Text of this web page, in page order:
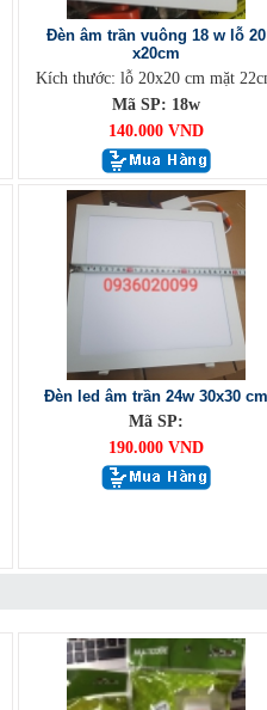
Đèn âm trần vuông 18 w lỗ 20
x20cm
Kích thước: lỗ 20x20 cm mặt
Mã SP: 18w
140.000 VND
Đèn led âm trần 24w 30x30 cm
Mã SP:
190.000 VND